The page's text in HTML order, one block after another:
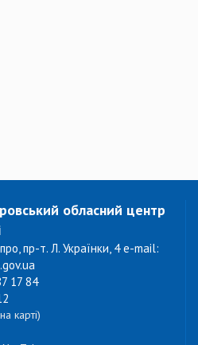
обласний центр
пр-т. Л. Українки, 4 e-mail:
17 84
карті)